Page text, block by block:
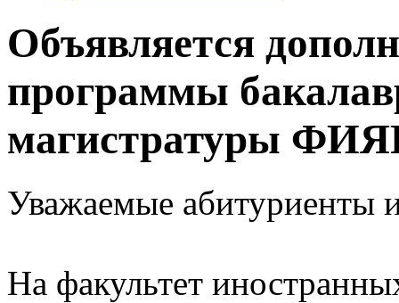
Объявляется
программы
магистратуры
Уважаемые абитуриенты
На факультет